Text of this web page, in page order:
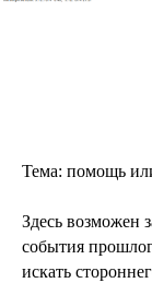
Тема: помощь
Здесь возможен
события
искать